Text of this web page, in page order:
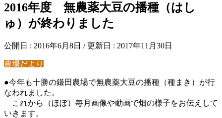
2016年度 無農薬大豆の播種（はし
ゅ）が終わりました
公開日 : 2016年6月8日 / 更新日 : 2017年11月30日
農場だより
●今年も十勝の鎌田農場で無農薬大豆の播種（種まき）が行
なわれました。
これから（ほぼ）毎月画像や動画で畑の様子をお伝えして
いきます。